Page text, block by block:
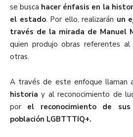
se busca hacer énfasis en la
el estado. Por ello, realizarán un
través de la mirada de Manuel
quien produjo obras referentes al
otras.
A través de este enfoque llaman
historia y al reconocimiento de
por el reconocimiento de
población LGBTTTIQ+.